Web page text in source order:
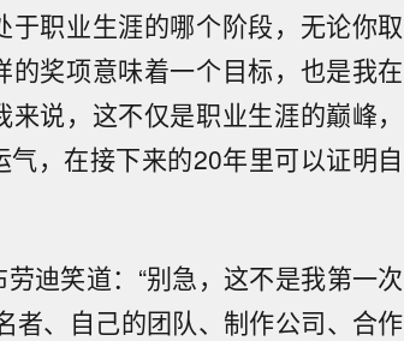
职业生涯的哪个阶段，无论你取
奖项意味着一个目标，也是我在
说，这不仅是职业生涯的巅峰，
，在接下来的20年里可以证明自
迪笑道：“别急，这不是我第一次
者、自己的团队、制作公司、合作